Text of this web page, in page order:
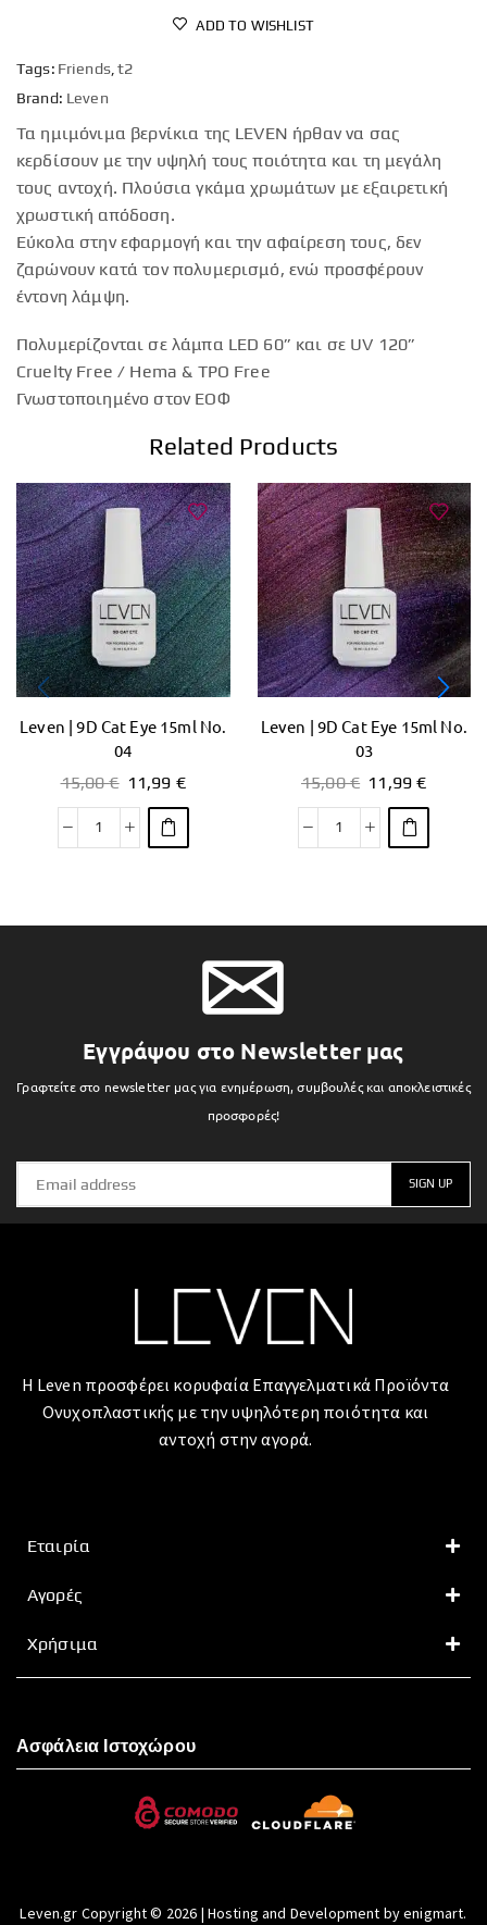
ADD TO WISHLIST
Tags: Friends, t2
Brand: Leven
Τα ημιμόνιμα βερνίκια της LEVEN ήρθαν να σας
κερδίσουν με την υψηλή τους ποιότητα και τη μεγάλη
τους αντοχή. Πλούσια γκάμα χρωμάτων με εξαιρετική
χρωστική απόδοση.
Εύκολα στην εφαρμογή και την αφαίρεση τους, δεν
ζαρώνουν κατά τον πολυμερισμό, ενώ προσφέρουν
έντονη λάμψη.
Πολυμερίζονται σε λάμπα LED 60” και σε UV 120”
Cruelty Free / Hema & TPO Free
Γνωστοποιημένο στον ΕΟΦ
Related Products
Leven | 9D Cat Eye 15ml No.
04
15,00€ 11,99 €
Leven | 9D Cat Eye 15ml No.
03
15,00€ 11,99€
Εγγράψου στο Newsletter μας
Γραφτείτε στο newsletter μας για ενημέρωση, συμβουλές και αποκλειστικές
προσφορές!
Η Leven προσφέρει κορυφαία Επαγγελματικά Προϊόντα
Ονυχοπλαστικής με την υψηλότερη ποιότητα και
αντοχή στην αγορά.
Εταιρία
Αγορές
Χρήσιμα
Ασφάλεια Ιστοχώρου
Leven.gr Copyright © 2026 | Hosting and Development by enigmart.